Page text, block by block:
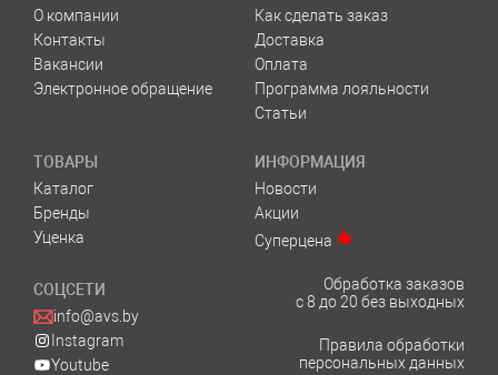
О компании
Контакты
Вакансии
Электронное обращение
Как сделать заказ
Доставка
Оплата
Программа лояльности
Статьи
ТОВАРЫ
Каталог
Бренды
Уценка
ИНФОРМАЦИЯ
Новости
Акции
Суперцена
СОЦСЕТИ
info@avs.by
Instagram
Youtube
Обработка заказов
с 8 до 20 без выходных
Правила обработки
персональных данных